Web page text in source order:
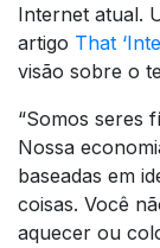
Internet atual.
artigo That
visão sobre o
“Somos seres
Nossa
baseadas em
coisas. Você
aquecer ou